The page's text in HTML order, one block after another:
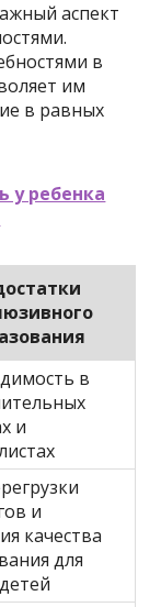
аспект
в
им
в равных
у ребенка
в
и
и
качества
для